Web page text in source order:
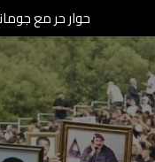
حوار حر مع